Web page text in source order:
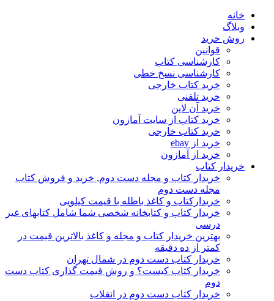
خانه
وبلاگ
روش خرید
قوانین
کارشناسی کتاب
کارشناسی نسخ خطی
خرید کتاب خارجی
خرید تلفنی
خرید آن لاین
خرید کتاب از سایت آمازون
خرید کتاب خارجی
خرید از ebay
خرید از آمازون
خریدار کتاب
خریدار کتاب و مجله دست دوم, خرید و فروش کتاب
مجله دست دوم
خریدارکتاب و کاغذ باطله با قیمت کیلویی
خریدار کتاب و کتابخانه شخصی شما شامل کتابهای غیر
درسی
بهترین خریدار کتاب و مجله و کاغذ بالاترین قیمت در
کمتر از ده دقیقه
خریدار کتاب دست دوم در شمال تهران
خریدار کتاب کیست؟ و روش قیمت گذاری کتاب دست
دوم
خریدار کتاب دست دوم در انقلاب